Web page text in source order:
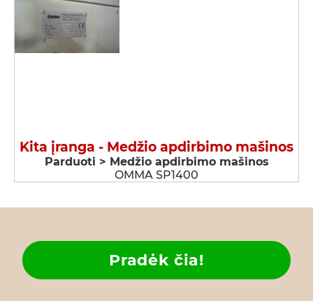
Kita įranga - Medžio apdirbimo mašinos
Parduoti > Medžio apdirbimo mašinos
OMMA SP1400
Pradėk čia!